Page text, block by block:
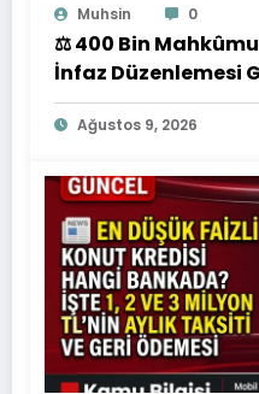
Muhsin 0
⚖️ 400 Bin
İnfaz Düzenlemesi
Ağustos 9, 2026